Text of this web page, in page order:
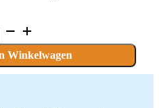
Winkelwagen